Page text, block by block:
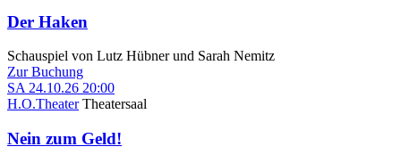
Der Haken
Schauspiel von Lutz Hübner und Sarah Nemitz
Zur Buchung
SA 24.10.26 20:00
H.O.Theater Theatersaal
Nein zum Geld!